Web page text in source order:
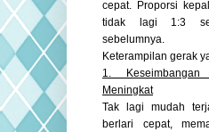
cepat. Proporsi
tidak lagi 1:3
sebelumnya.
Keterampilan gerak
1.
Meningkat
Tak lagi mudah
berlari cepat,